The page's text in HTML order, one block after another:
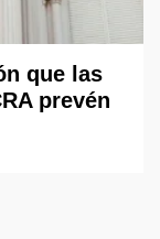
que las
prevén